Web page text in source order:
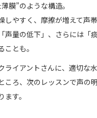
膜”のような構造。
やすく、摩擦が増えて声帯
声量の低下」、さらには「
とも。
ライアントさんに、適切な
ころ、次のレッスンで声の
す。